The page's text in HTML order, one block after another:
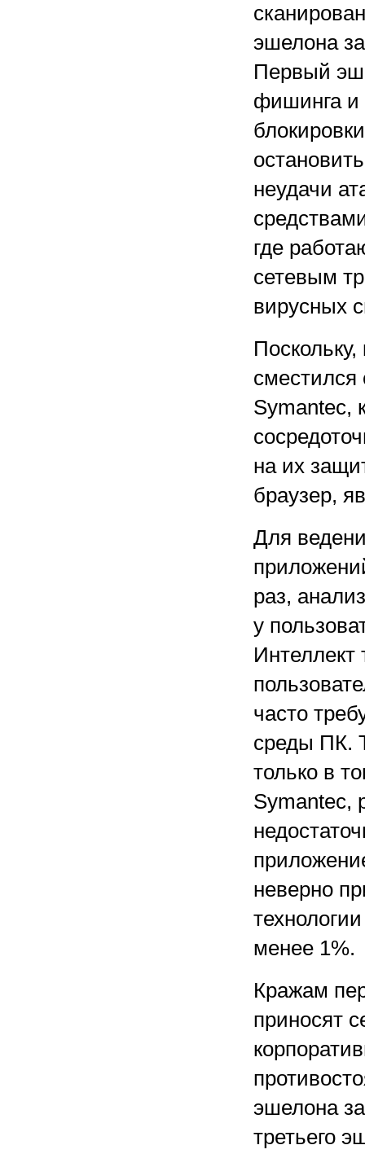
эшелона
Первый
фишинга и
неудачи
где
сетевым
вирусных
сместился
Symantec,
на их
браузер,
Для
раз,
у
Интеллект
часто
среды ПК.
только в
Symantec,
неверно
менее 1%.
Кражам
приносят
эшелона
третьего